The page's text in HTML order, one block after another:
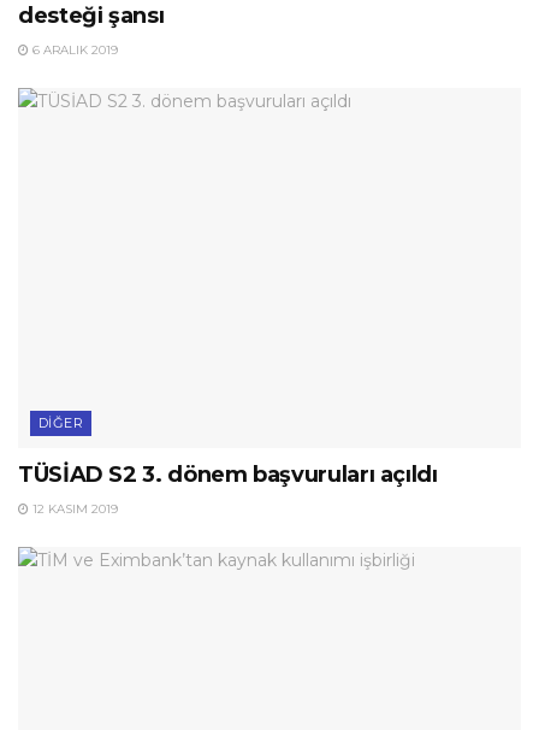
desteği şansı
6 ARALIK 2019
DIĞER
TÜSİAD S2 3. dönem başvuruları açıldı
12 KASIM 2019